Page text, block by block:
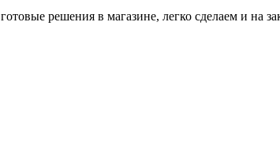
решения в магазине, легко сделаем и на